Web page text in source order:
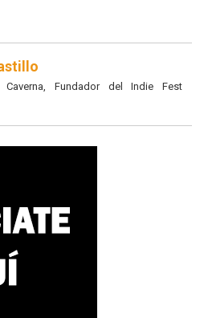
Fundador del Indie Fest